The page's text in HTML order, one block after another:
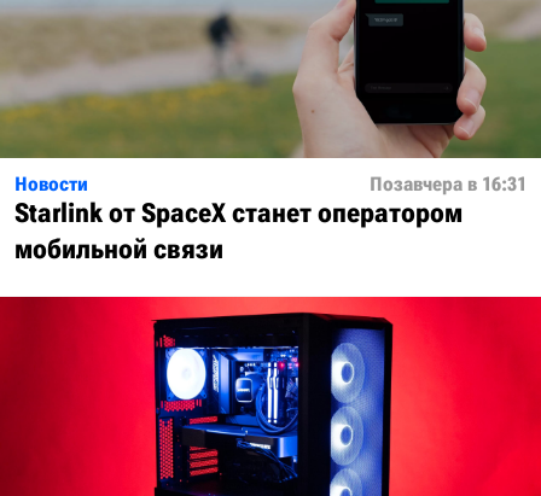
Новости Позавчера в 16:31
Starlink от SpaceX станет оператором
мобильной связи